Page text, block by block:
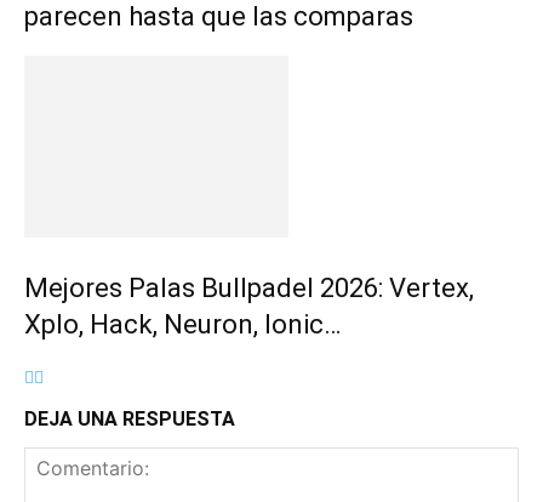
parecen hasta que las comparas
Mejores Palas Bullpadel 2026: Vertex,
Xplo, Hack, Neuron, Ionic…
DEJA UNA RESPUESTA